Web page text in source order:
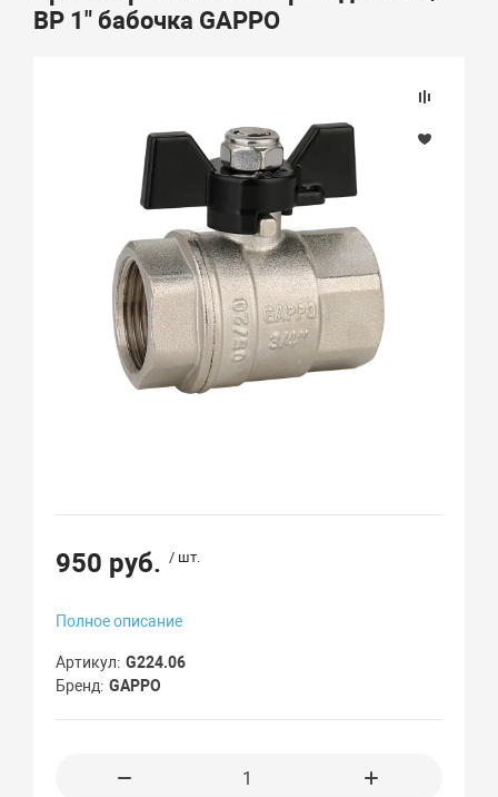
ВР 1" бабочка GAPPO
950 руб. / шт.
Полное описание
Артикул G224.06
Бренд GAPPO